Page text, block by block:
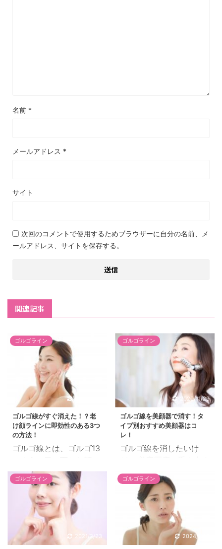
名前 *
メールアドレス *
サイト
次回のコメントで使用するためブラウザーに自分の名前、メ
ールアドレス、サイトを保存する。
関連記事
ゴルゴライン
ゴルゴ線がすぐ消えた！？老
け顔ラインに即効性のある3つ
の方法！
ゴルゴ線とは、ゴルゴ13
かけて入った深いシワ。
あれがあると、本当に顔
に凄味が増してしまうせ
いか、いくらメイクや服
装に気を付けていても台
無しです・・・ 加齢によ
るたるみが原因のゴルゴ
ゴルゴライン
2020/11/29
ゴルゴ線を美顔器で消す！タ
イプ別おすすめ美顔器はコ
レ！
ゴルゴ線を消したいけ
には抵抗がある・・・ エ
ステは高くて続かな
い・・・ 自宅で本格的な
ケアができたら良いの
に・・・ と思っている人
におすすめなのが、家庭
用の美顔器。 筋トレやマ
ゴルゴライン
2021/2/23
ゴルゴライン
2024/1/30